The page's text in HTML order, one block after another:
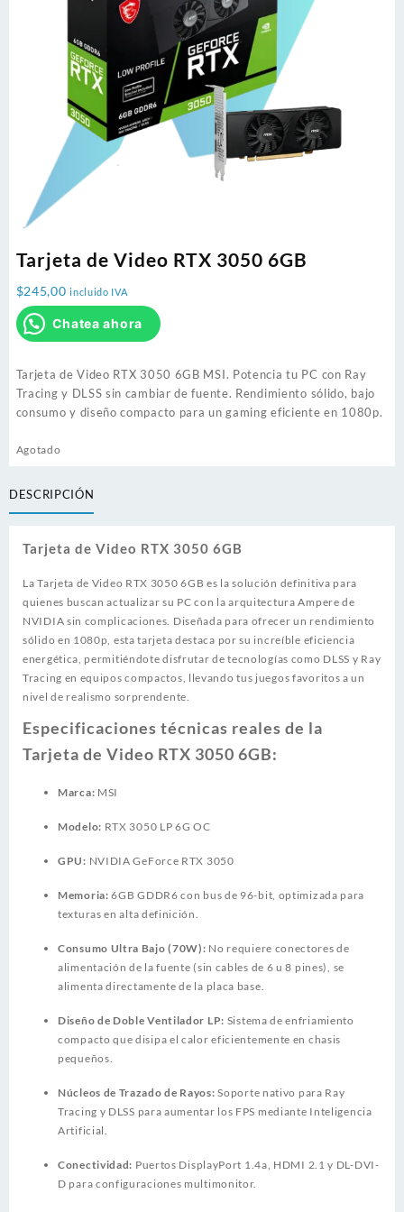
Tarjeta de Video RTX 3050 6GB
$245,00 incluido IVA
Chatea ahora
Tarjeta de Video RTX 3050 6GB MSI. Potencia tu PC con Ray
Tracing y DLSS sin cambiar de fuente. Rendimiento sólido, bajo
consumo y diseño compacto para un gaming eficiente en 1080p.
Agotado
DESCRIPCIÓN
Tarjeta de Video RTX 3050 6GB
La Tarjeta de Video RTX 3050 6GB es la solución definitiva para
quienes buscan actualizar su PC con la arquitectura Ampere de
NVIDIA sin complicaciones. Diseñada para ofrecer un rendimiento
sólido en 1080p, esta tarjeta destaca por su increíble eficiencia
energética, permitiéndote disfrutar de tecnologías como DLSS y Ray
Tracing en equipos compactos, llevando tus juegos favoritos a un
nivel de realismo sorprendente.
Especificaciones técnicas reales de la
Tarjeta de Video RTX 3050 6GB:
Marca: MSI
Modelo: RTX 3050 LP 6G OC
GPU: NVIDIA GeForce RTX 3050
Memoria: 6GB GDDR6 con bus de 96-bit, optimizada para
texturas en alta definición.
Consumo Ultra Bajo (70W): No requiere conectores de
alimentación de la fuente (sin cables de 6 u 8 pines), se
alimenta directamente de la placa base.
Diseño de Doble Ventilador LP: Sistema de enfriamiento
compacto que disipa el calor eficientemente en chasis
pequeños.
Núcleos de Trazado de Rayos: Soporte nativo para Ray
Tracing y DLSS para aumentar los FPS mediante Inteligencia
Artificial.
Conectividad: Puertos DisplayPort 1.4a, HDMI 2.1 y DL-DVI-
D para configuraciones multimonitor.